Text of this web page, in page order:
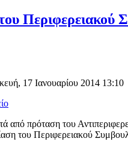
Περιφερειακού
17 Ιανουαρίου 2014 13:10
από πρόταση του
του Περιφερειακού